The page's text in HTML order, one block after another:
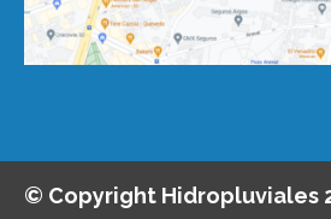
© Copyright Hidropluviales